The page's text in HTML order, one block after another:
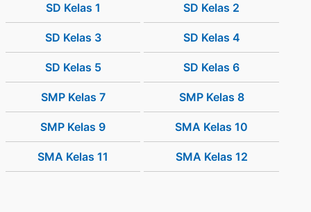
SD Kelas 1 SD Kelas 2
SD Kelas 3 SD Kelas 4
SD Kelas 5 SD Kelas 6
SMP Kelas 7 SMP Kelas 8
SMP Kelas 9 SMA Kelas 10
SMA Kelas 11 SMA Kelas 12